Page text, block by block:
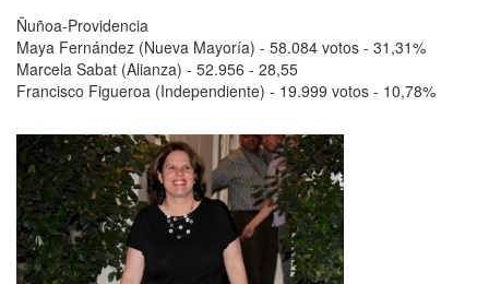
Ñuñoa-Providencia
Maya Fernández (Nueva Mayoría) - 58.084 votos - 31,31%
Marcela Sabat (Alianza) - 52.956 - 28,55
Francisco Figueroa (Independiente) - 19.999 votos - 10,78%